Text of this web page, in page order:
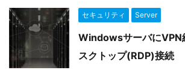
セキュリティ Server
WindowsサーバにVPN
スクトップ(RDP)接続